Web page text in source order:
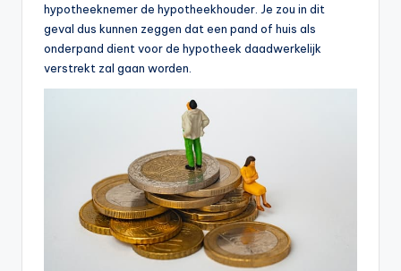
hypotheeknemer de hypotheekhouder. Je zou in dit
geval dus kunnen zeggen dat een pand of huis als
onderpand dient voor de hypotheek daadwerkelijk
verstrekt zal gaan worden.